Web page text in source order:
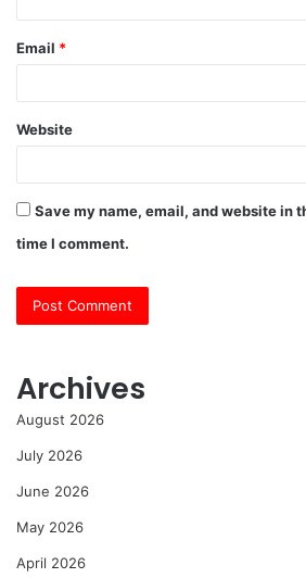
Email *
Website
Save my name, email, and website in
time I comment.
Archives
August 2026
July 2026
June 2026
May 2026
April 2026